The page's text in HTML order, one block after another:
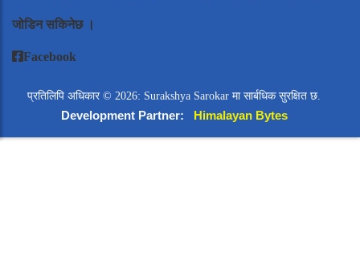
जोडिन सकिनेछ ।
Facebook
प्रतिलिपि अधिकार © 2026: Surakshya Sarokar मा सार्बधिक सुरक्षित छ.
Development Partner: Himalayan Bytes